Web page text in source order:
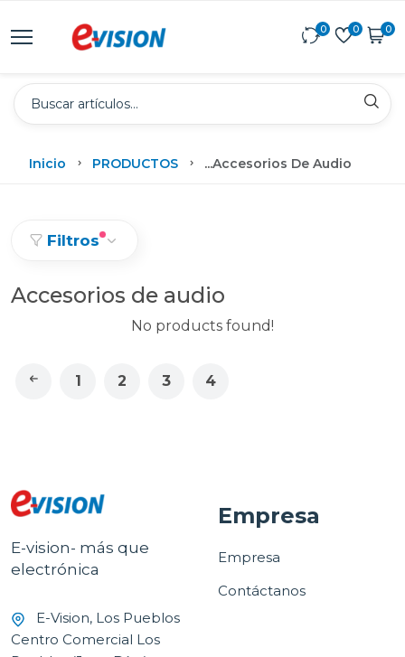
0 0 0
Inicio PRODUCTOS ...Accesorios De Audio
Filtros
Accesorios de audio
No products found!
1 2 3 4
E-vision- más que
electrónica
E-Vision, Los Pueblos
Centro Comercial Los
Empresa
Empresa
Contáctanos